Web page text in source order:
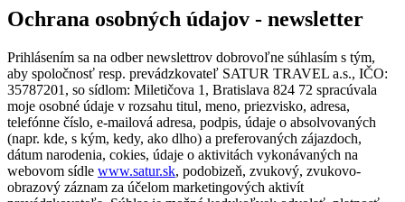
Ochrana osobných údajov - newsletter
Prihlásením sa na odber newslettrov dobrovoľne súhlasím s tým,
aby spoločnosť resp. prevádzkovateľ SATUR TRAVEL a.s., IČO:
35787201, so sídlom: Miletičova 1, Bratislava 824 72 spracúvala
moje osobné údaje v rozsahu titul, meno, priezvisko, adresa,
telefónne číslo, e-mailová adresa, podpis, údaje o absolvovaných
(napr. kde, s kým, kedy, ako dlho) a preferovaných zájazdoch,
dátum narodenia, cokies, údaje o aktivitách vykonávaných na
webovom sídle www.satur.sk, podobizeň, zvukový, zvukovo-
obrazový záznam za účelom marketingových aktivít